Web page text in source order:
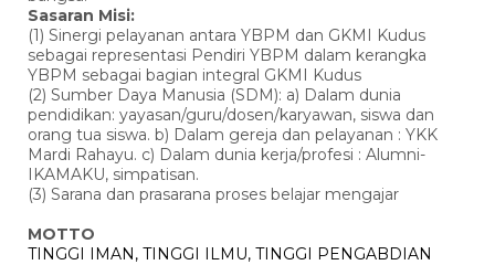
Sasaran Misi:
(1) Sinergi pelayanan antara YBPM dan GKMI Kudus
sebagai representasi Pendiri YBPM dalam kerangka
YBPM sebagai bagian integral GKMI Kudus
(2) Sumber Daya Manusia (SDM): a) Dalam dunia
pendidikan: yayasan/guru/dosen/karyawan, siswa dan
orang tua siswa. b) Dalam gereja dan pelayanan : YKK
Mardi Rahayu. c) Dalam dunia kerja/profesi : Alumni-
IKAMAKU, simpatisan.
(3) Sarana dan prasarana proses belajar mengajar
MOTTO
TINGGI IMAN, TINGGI ILMU, TINGGI PENGABDIAN